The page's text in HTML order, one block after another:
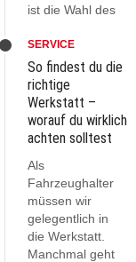
ist die Wahl des
SERVICE
So findest du die
richtige
Werkstatt –
worauf du wirklich
achten solltest
Als
Fahrzeughalter
müssen wir
gelegentlich in
die Werkstatt.
Manchmal geht